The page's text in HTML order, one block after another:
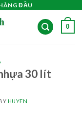
ĐẦU
0
30 lít
HUYEN